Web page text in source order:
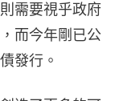
需要視乎政府
而今年剛已公
發行。